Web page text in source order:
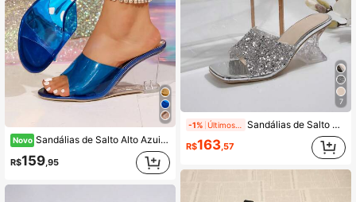
Novo Sandálias de Salto Alto Azuis Femininas com Design de Bico Redondo e Parte Superior Transparente, Adequadas para Ocasiões Formais, Reuniões ao Ar Livre e Uso no Verão
R$159 ,95
7
-1% Sandálias de Salto Alto com Strass Prateado e Bico Quadrado para Mulheres, Sapatos de Festa para Casamento, Verão, Uso Externo, Plus Size
R$163,57